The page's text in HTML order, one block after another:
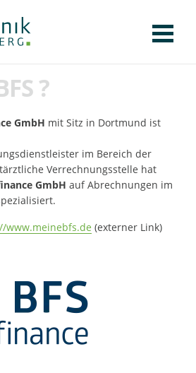
?
GmbH mit Sitz in Dortmund ist
im Bereich der
Verrechnungsstelle hat
GmbH auf Abrechnungen im
www.meinebfs.de (externer Link)